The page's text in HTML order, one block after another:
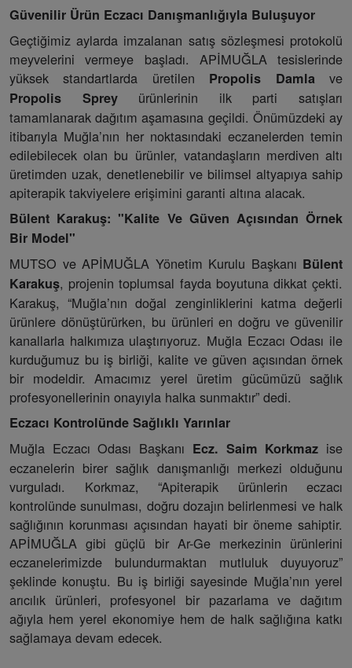
Güvenilir Ürün Eczacı Danışmanlığıyla Buluşuyor
Geçtiğimiz aylarda imzalanan satış sözleşmesi protokolü
meyvelerini vermeye başladı. APİMUĞLA tesislerinde
yüksek standartlarda üretilen Propolis Damlave
Propolis Spreyürünlerinin ilk parti satışları
tamamlanarak dağıtım aşamasına geçildi. Önümüzdeki ay
itibarıyla Muğla’nın her noktasındaki eczanelerden temin
edilebilecek olan bu ürünler, vatandaşların merdiven altı
üretimden uzak, denetlenebilir ve bilimsel altyapıya sahip
apiterapik takviyelere erişimini garanti altına alacak.
Bülent Karakuş: "Kalite Ve Güven Açısından Örnek
Bir Model"
MUTSO ve APİMUĞLA Yönetim Kurulu Başkanı Bülent
Karakuş, projenin toplumsal fayda boyutuna dikkat çekti.
Karakuş, “Muğla’nın doğal zenginliklerini katma değerli
ürünlere dönüştürürken, bu ürünleri en doğru ve güvenilir
kanallarla halkımıza ulaştırıyoruz. Muğla Eczacı Odası ile
kurduğumuz bu iş birliği, kalite ve güven açısından örnek
bir modeldir. Amacımız yerel üretim gücümüzü sağlık
profesyonellerinin onayıyla halka sunmaktır” dedi.
Eczacı Kontrolünde Sağlıklı Yarınlar
Muğla Eczacı Odası Başkanı Ecz. Saim Korkmaz ise
eczanelerin birer sağlık danışmanlığı merkezi olduğunu
vurguladı. Korkmaz, “Apiterapik ürünlerin eczacı
kontrolünde sunulması, doğru dozajın belirlenmesi ve halk
sağlığının korunması açısından hayati bir öneme sahiptir.
APİMUĞLA gibi güçlü bir Ar-Ge merkezinin ürünlerini
eczanelerimizde bulundurmaktan mutluluk duyuyoruz”
şeklinde konuştu. Bu iş birliği sayesinde Muğla’nın yerel
arıcılık ürünleri, profesyonel bir pazarlama ve dağıtım
ağıyla hem yerel ekonomiye hem de halk sağlığına katkı
sağlamaya devam edecek.